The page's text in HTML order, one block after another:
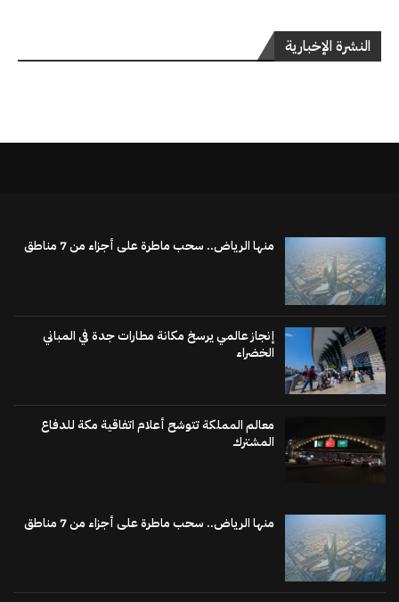
النشرة الإخبارية
منها الرياض.. سحب ماطرة على أجزاء من 7 مناطق
إنجاز عالمي يرسخ مكانة مطارات جدة في المباني
الخضراء
معالم المملكة تتوشح أعلام اتفاقية مكة للدفاع
المشترك
منها الرياض.. سحب ماطرة على أجزاء من 7 مناطق